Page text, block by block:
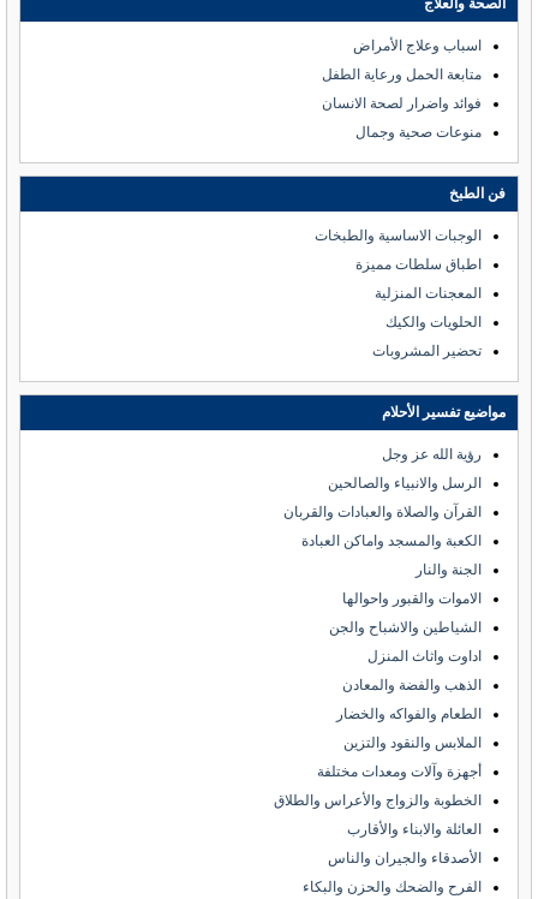
الصحة والعلاج
اسباب وعلاج الأمراض
متابعة الحمل ورعاية الطفل
فوائد واضرار لصحة الانسان
منوعات صحية وجمال
فن الطبخ
الوجبات الاساسية والطبخات
اطباق سلطات مميزة
المعجنات المنزلية
الحلويات والكيك
تحضير المشروبات
مواضيع تفسير الأحلام
رؤية الله عز وجل
الرسل والانبياء والصالحين
القرآن والصلاة والعبادات والقربان
الكعبة والمسجد واماكن العبادة
الجنة والنار
الاموات والقبور واحوالها
الشياطين والاشباح والجن
اداوت واثاث المنزل
الذهب والفضة والمعادن
الطعام والفواكه والخضار
الملابس والنقود والتزين
أجهزة وآلات ومعدات مختلفة
الخطوبة والزواج والأعراس والطلاق
العائلة والابناء والأقارب
الأصدقاء والجيران والناس
الفرح والضحك والحزن والبكاء